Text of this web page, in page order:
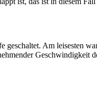
Am leisesten
Geschwindigkeit